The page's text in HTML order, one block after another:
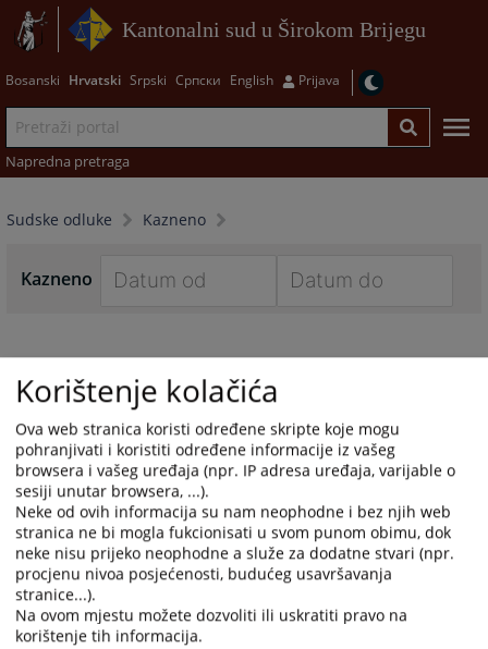
Kantonalni sud u Širokom Brijegu
Bosanski Hrvatski Srpski Српски English Prijava
Napredna pretraga
Sudske odluke Kazneno
Kazneno
to
interact
with
the
calendar
and
select
a
date.
Press
the
question
to
the
calendar
and
select
a
date.
Press
the
question
Trenutno nema vijesti
Korištenje kolačića
Ova web stranica koristi određene skripte koje mogu
pohranjivati i koristiti određene informacije iz vašeg
browsera i vašeg uređaja (npr. IP adresa uređaja, varijable o
sesiji unutar browsera, ...).
Neke od ovih informacija su nam neophodne i bez njih web
stranica ne bi mogla fukcionisati u svom punom obimu, dok
neke nisu prijeko neophodne a služe za dodatne stvari (npr.
procjenu nivoa posjećenosti, budućeg usavršavanja
stranice...).
Na ovom mjestu možete dozvoliti ili uskratiti pravo na
korištenje tih informacija.